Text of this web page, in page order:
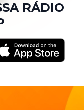
RÁDIO